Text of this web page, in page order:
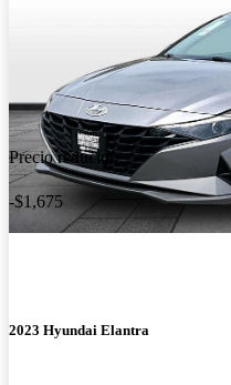
Precio reducido
-$1,675
2023 Hyundai Elantra